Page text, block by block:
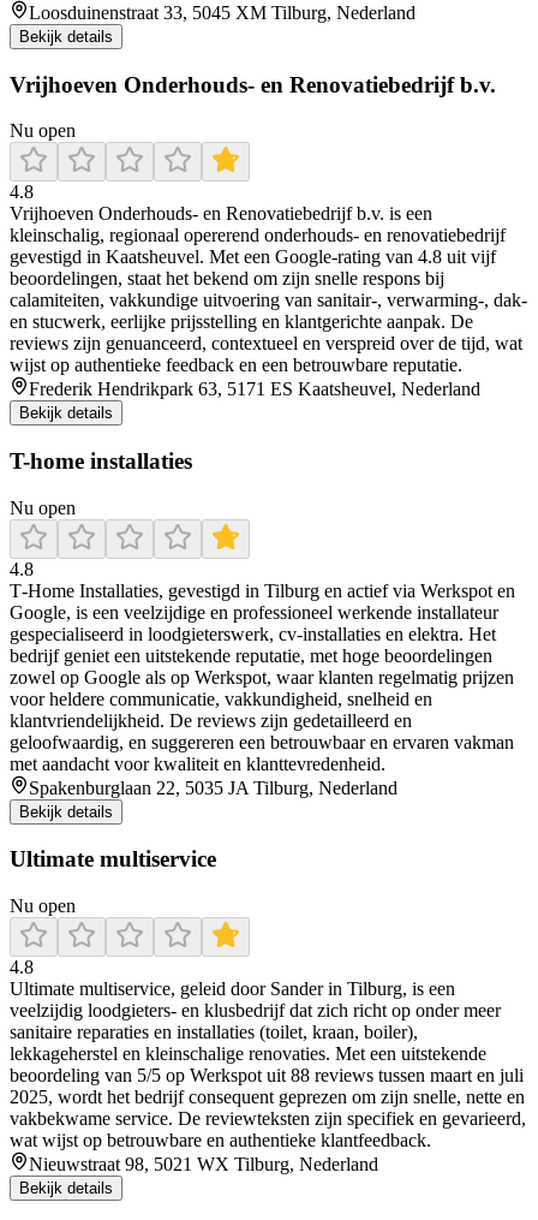
Loosduinenstraat 33, 5045 XM Tilburg, Nederland
Bekijk details
Vrijhoeven Onderhouds- en Renovatiebedrijf b.v.
Nu open
4.8
Vrijhoeven Onderhouds- en Renovatiebedrijf b.v. is een
kleinschalig, regionaal opererend onderhouds- en renovatiebedrijf
gevestigd in Kaatsheuvel. Met een Google-rating van 4.8 uit vijf
beoordelingen, staat het bekend om zijn snelle respons bij
calamiteiten, vakkundige uitvoering van sanitair-, verwarming-, dak-
en stucwerk, eerlijke prijsstelling en klantgerichte aanpak. De
reviews zijn genuanceerd, contextueel en verspreid over de tijd, wat
wijst op authentieke feedback en een betrouwbare reputatie.
Frederik Hendrikpark 63, 5171 ES Kaatsheuvel, Nederland
Bekijk details
T-home installaties
Nu open
4.8
T‑Home Installaties, gevestigd in Tilburg en actief via Werkspot en
Google, is een veelzijdige en professioneel werkende installateur
gespecialiseerd in loodgieterswerk, cv-installaties en elektra. Het
bedrijf geniet een uitstekende reputatie, met hoge beoordelingen
zowel op Google als op Werkspot, waar klanten regelmatig prijzen
voor heldere communicatie, vakkundigheid, snelheid en
klantvriendelijkheid. De reviews zijn gedetailleerd en
geloofwaardig, en suggereren een betrouwbaar en ervaren vakman
met aandacht voor kwaliteit en klanttevredenheid.
Spakenburglaan 22, 5035 JA Tilburg, Nederland
Bekijk details
Ultimate multiservice
Nu open
4.8
Ultimate multiservice, geleid door Sander in Tilburg, is een
veelzijdig loodgieters- en klusbedrijf dat zich richt op onder meer
sanitaire reparaties en installaties (toilet, kraan, boiler),
lekkageherstel en kleinschalige renovaties. Met een uitstekende
beoordeling van 5/5 op Werkspot uit 88 reviews tussen maart en juli
2025, wordt het bedrijf consequent geprezen om zijn snelle, nette en
vakbekwame service. De reviewteksten zijn specifiek en gevarieerd,
wat wijst op betrouwbare en authentieke klantfeedback.
Nieuwstraat 98, 5021 WX Tilburg, Nederland
Bekijk details